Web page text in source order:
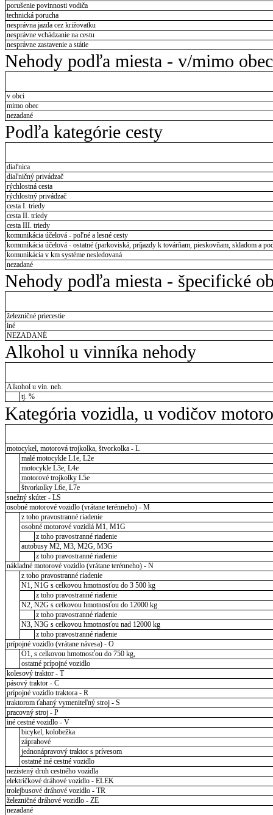
porušenie povinnosti vodiča
technická porucha
nesprávna jazda cez križovatku
nesprávne vchádzanie na cestu
nesprávne zastavenie a státie
Nehody podľa miesta - v/mimo obec
v obci
mimo obec
nezadané
Podľa kategórie cesty
diaľnica
diaľničný privádzač
rýchlostná cesta
rýchlostný privádzač
cesta I. triedy
cesta II. triedy
cesta III. triedy
komunikácia účelová - poľné a lesné cesty
komunikácia účelová - ostatné (parkoviská, príjazdy k továrňam, pieskovňam, skladom a
komunikácia v km systéme nesledovaná
nezadané
Nehody podľa miesta - špecifické
železničné priecestie
iné
NEZADANÉ
Alkohol u vinníka nehody
Alkohol u vin. neh.
tj. %
Kategória vozidla, u vodičov
motocykel, motorová trojkolka, štvorkolka - L
malé motocykle L1e, L2e
motocykle L3e, L4e
motorové trojkolky L5e
štvorkolky L6e, L7e
snežný skúter - LS
osobné motorové vozidlo (vrátane terénneho) - M
z toho pravostranné riadenie
osobné motorové vozidlá M1, M1G
z toho pravostranné riadenie
autobusy M2, M3, M2G, M3G
z toho pravostranné riadenie
nákladné motorové vozidlo (vrátane terénneho) - N
z toho pravostranné riadenie
N1, N1G s celkovou hmotnosťou do 3 500 kg
z toho pravostranné riadenie
N2, N2G s celkovou hmotnosťou do 12000 kg
z toho pravostranné riadenie
N3, N3G s celkovou hmotnosťou nad 12000 kg
z toho pravostranné riadenie
prípojné vozidlo (vrátane návesa) - O
O1, s celkovou hmotnosťou do 750 kg,
ostatné prípojné vozidlo
kolesový traktor - T
pásový traktor - C
prípojné vozidlo traktora - R
traktorom ťahaný vymeniteľný stroj - S
pracovný stroj - P
iné cestné vozidlo - V
bicykel, kolobežka
záprahové
jednonápravový traktor s prívesom
ostatné iné cestné vozidlo
nezistený druh cestného vozidla
električkové dráhové vozidlo - ELEK
trolejbusové dráhové vozidlo - TR
železničné dráhové vozidlo - ZE
nezadané